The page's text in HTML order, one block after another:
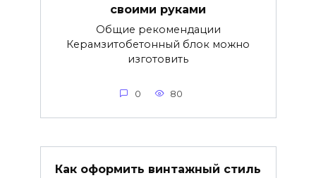
своими руками
Общие рекомендации
Керамзитобетонный блок можно
изготовить
0 80
Как оформить винтажный стиль